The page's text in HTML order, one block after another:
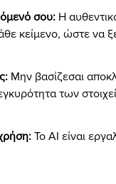
σου: Η
κείμενο, ώστε να
Μην βασίζεσαι
των
Το AI είναι